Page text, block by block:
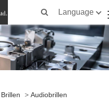
Language
> Audiobrillen